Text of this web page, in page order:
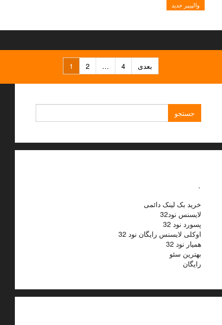
والپیپر جدید
نوشته‌ها
1 2 … 4 بعدی
برای:
خرید بک لینک دائمی
لایسنس نود32
پسورد نود 32
اوکلی لایسنس رایگان نود 32
همیار نود 32
بهترین سئو
رایگان